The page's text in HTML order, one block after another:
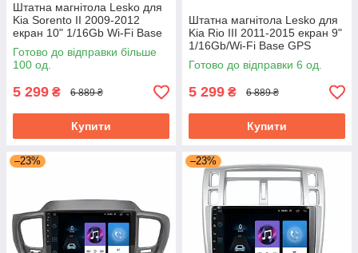
Штатна магнітола Lesko для
Kia Sorento II 2009-2012
екран 10" 1/16Gb Wi-Fi Base
GPS Android Кіа
Готово до відправки більше
100 од.
5 299 ₴ 6 889 ₴
Купити
Штатна магнітола Lesko для
Kia Rio III 2011-2015 екран 9"
1/16Gb/Wi-Fi Base GPS
Android кіа
Готово до відправки 6 од.
5 299 ₴ 6 889 ₴
Купити
–23% –23%